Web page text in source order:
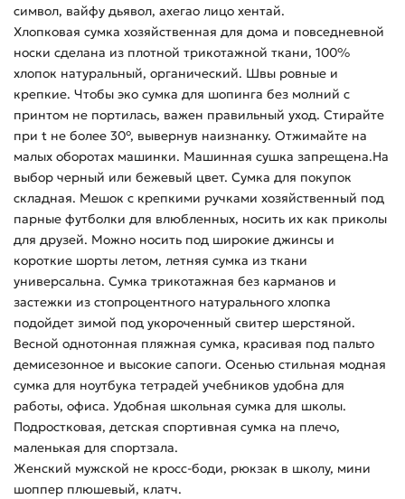
символ, вайфу дьявол, ахегао лицо хентай.
Хлопковая сумка хозяйственная для дома и повседневной
носки сделана из плотной трикотажной ткани, 100%
хлопок натуральный, органический. Швы ровные и
крепкие. Чтобы эко сумка для шопинга без молний с
принтом не портилась, важен правильный уход. Стирайте
при t не более 30°, вывернув наизнанку. Отжимайте на
малых оборотах машинки. Машинная сушка запрещена.На
выбор черный или бежевый цвет. Сумка для покупок
складная. Мешок с крепкими ручками хозяйственный под
парные футболки для влюбленных, носить их как приколы
для друзей. Можно носить под широкие джинсы и
короткие шорты летом, летняя сумка из ткани
универсальна. Сумка трикотажная без карманов и
застежки из стопроцентного натурального хлопка
подойдет зимой под укороченный свитер шерстяной.
Весной однотонная пляжная сумка, красивая под пальто
демисезонное и высокие сапоги. Осенью стильная модная
сумка для ноутбука тетрадей учебников удобна для
работы, офиса. Удобная школьная сумка для школы.
Подростковая, детская спортивная сумка на плечо,
маленькая для спортзала.
Женский мужской не кросс-боди, рюкзак в школу, мини
шоппер плюшевый, клатч.